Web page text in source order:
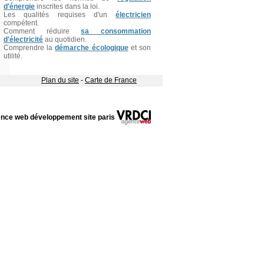
d'énergie inscrites dans la loi.
Les qualités requises d'un électricien
compétent.
Comment réduiresa consommation
d'électricité au quotidien.
Comprendre ladémarche écologiqueet son
utilité.
Plan du site - Carte de France
web développement site paris